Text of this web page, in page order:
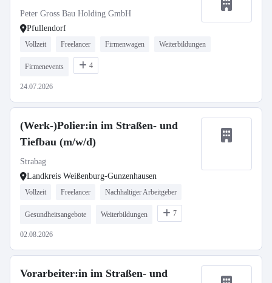
Peter Gross Bau Holding GmbH
Pfullendorf
Vollzeit Freelancer Firmenwagen Weiterbildungen
Firmenevents 4
24.07.2026
(Werk-)Polier:in im Straßen- und
Tiefbau (m/w/d)
Strabag
Landkreis Weißenburg-Gunzenhausen
Vollzeit Freelancer Nachhaltiger Arbeitgeber
Gesundheitsangebote Weiterbildungen 7
02.08.2026
Vorarbeiter:in im Straßen- und